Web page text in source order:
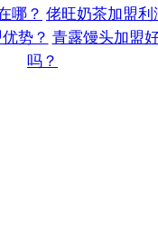
哪？ 佬旺奶茶加盟
势？ 青露馒头加盟
吗？